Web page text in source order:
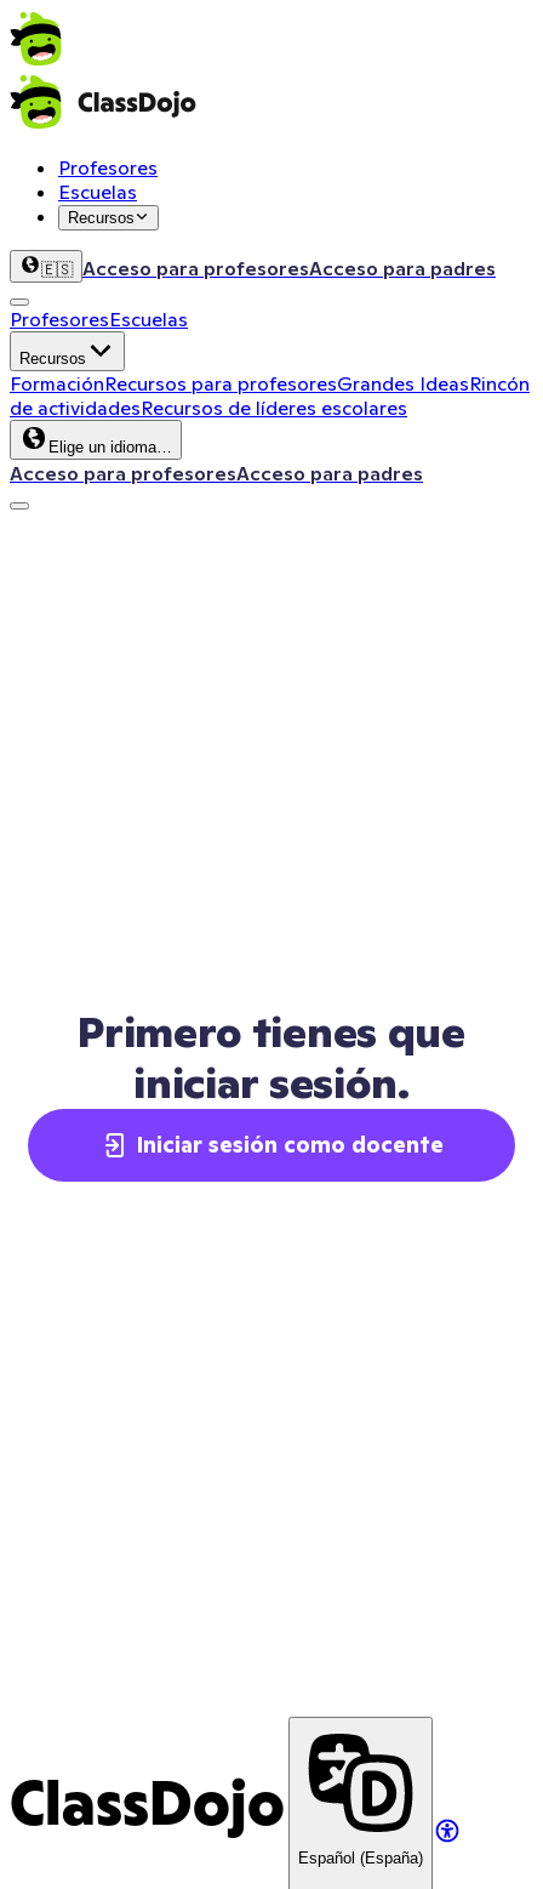
Profesores
Escuelas
Recursos
🇪🇸 Acceso para profesoresAcceso para padres
ProfesoresEscuelas
Recursos
FormaciónRecursos para profesoresGrandes IdeasRincón
de actividadesRecursos de líderes escolares
Elige un idioma…
Acceso para profesoresAcceso para padres
Primero tienes que
iniciar sesión.
Iniciar sesión como docente
ClassDojo
Español (España)